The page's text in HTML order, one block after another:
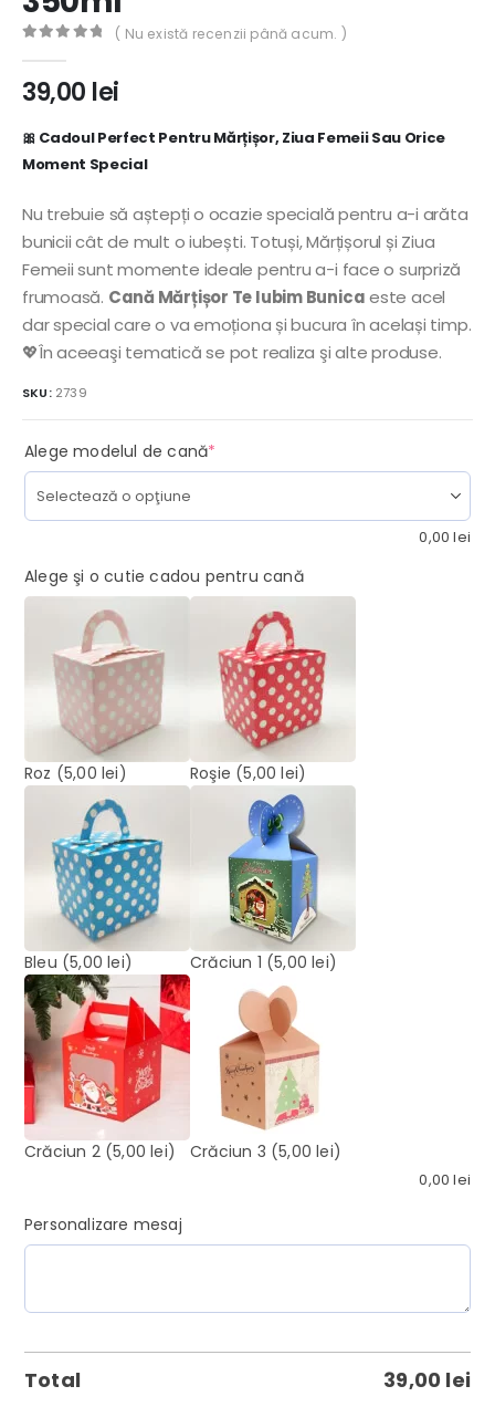
( Nu există recenzii până acum. )
39,00 lei
🎀 Cadoul Perfect Pentru Mărțișor, Ziua Femeii Sau Orice
Moment Special
Nu trebuie să aștepți o ocazie specială pentru a-i arăta
bunicii cât de mult o iubești. Totuși, Mărțișorul și Ziua
Femeii sunt momente ideale pentru a-i face o surpriză
frumoasă. Cană Mărțișor Te Iubim Bunicaeste acel
dar special care o va emoționa și bucura în același timp.
💖În aceeaşi tematică se pot realiza şi alte produse.
SKU: 2739
Alege modelul de cană*
0,00lei
Alege şi o cutie cadou pentru cană
Roz (5,00 lei) Roşie (5,00 lei)
Bleu (5,00 lei) Crăciun 1 (5,00 lei)
Crăciun 2(5,00 lei) Crăciun 3 (5,00 lei)
0,00lei
Personalizare mesaj
Total 39,00 lei